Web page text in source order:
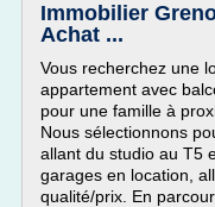
Immobilier
Achat ...
Vous recherchez une
appartement avec
pour une famille à
Nous sélectionnons
allant du studio au T5
garages en location,
qualité/prix. En